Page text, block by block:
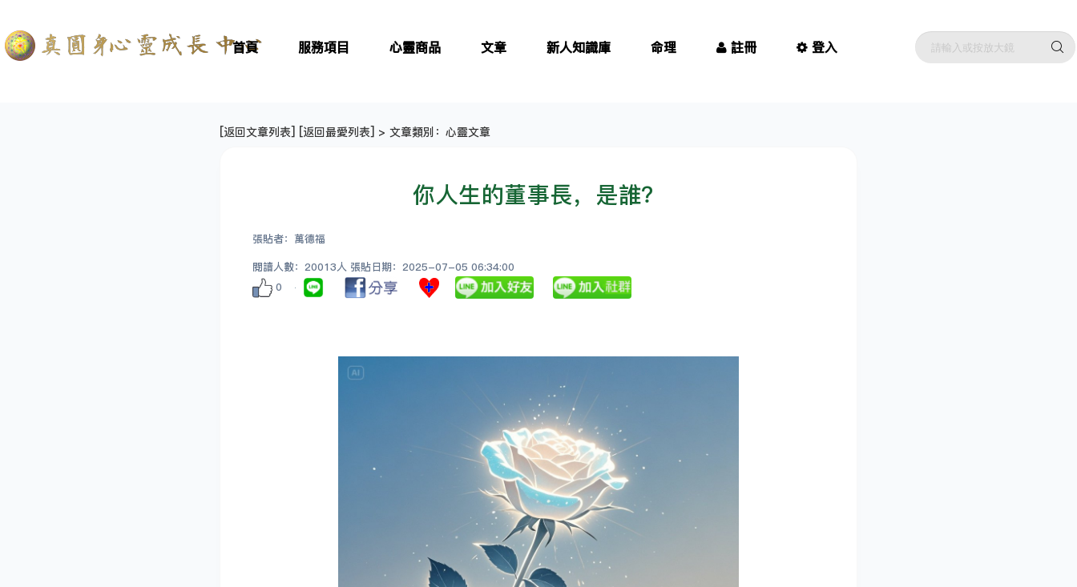
首頁 服務項目 心靈商品 文章 新人知識庫 命理 註冊 登入
[返回文章列表] [返回最愛列表] > 文章類別：心靈文章
你人生的董事長，是誰？
張貼者：萬德福
閱讀人數：20013人 張貼日期：2025-07-05 06:34:00
0